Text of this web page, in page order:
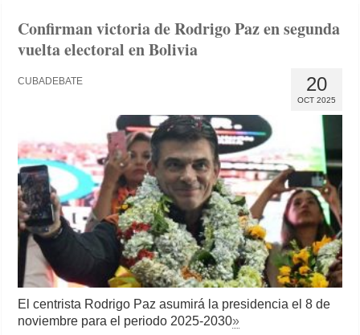
Confirman victoria de Rodrigo Paz en segunda
vuelta electoral en Bolivia
20
OCT 2025
CUBADEBATE
El centrista Rodrigo Paz asumirá la presidencia el 8 de
noviembre para el periodo 2025-2030»